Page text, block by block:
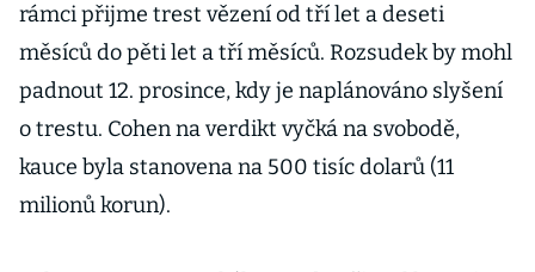
rámci přijme trest vězení od tří let a deseti
měsíců do pěti let a tří měsíců. Rozsudek by mohl
padnout 12. prosince, kdy je naplánováno slyšení
o trestu. Cohen na verdikt vyčká na svobodě,
kauce byla stanovena na 500 tisíc dolarů (11
milionů korun).